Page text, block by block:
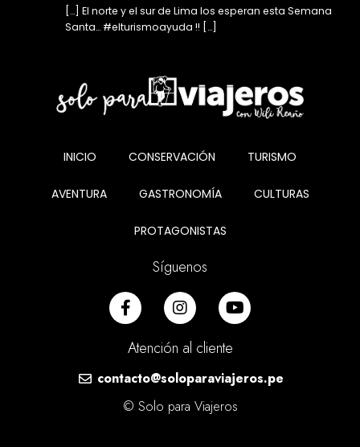
[…] El norte y el sur de Lima los esperan esta Semana
Santa… #elturismoayuda !! […]
INICIO CONSERVACIÓN TURISMO
AVENTURA GASTRONOMÍA CULTURAS
PROTAGONISTAS
Síguenos
Atención al cliente
contacto@soloparaviajeros.pe
© Solo para Viajeros